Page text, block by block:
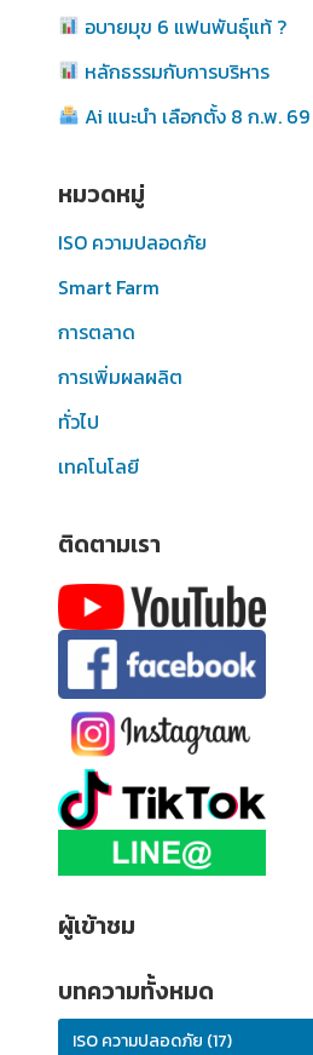
อบายมุข 6 แฟนพันธุ์แท้ ?
หลักธรรมกับการบริหาร
Ai แนะนำ เลือกตั้ง 8 ก.พ. 69
หมวดหมู่
ISO ความปลอดภัย
Smart Farm
การตลาด
การเพิ่มผลผลิต
ทั่วไป
เทคโนโลยี
ติดตามเรา
ผู้เข้าชม
บทความทั้งหมด
ISO ความปลอดภัย (17)